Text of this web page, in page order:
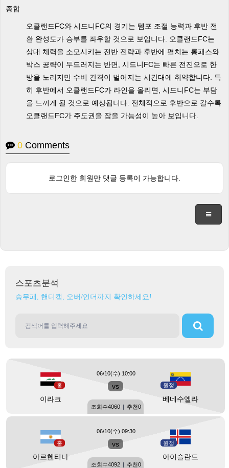
종합
오클랜드FC와 시드니FC의 경기는 템포 조절 능력과 후반 전
환 완성도가 승부를 좌우할 것으로 보입니다. 오클랜드FC는
상대 체력을 소모시키는 전반 전략과 후반에 펼치는 롱패스와
박스 공략이 두드러지는 반면, 시드니FC는 빠른 전진으로 한
방을 노리지만 수비 간격이 벌어지는 시간대에 취약합니다. 특
히 후반에서 오클랜드FC가 라인을 올리면, 시드니FC는 부담
을 느끼게 될 것으로 예상됩니다. 전체적으로 후반으로 갈수록
오클랜드FC가 주도권을 잡을 가능성이 높아 보입니다.
0 Comments
로그인한 회원만 댓글 등록이 가능합니다.
스포츠분석
승무패, 핸디캡, 오버/언더까지 확인하세요!
홈
이라크
vs 원정
베네수엘라
06/10(수) 10:00
조회수4060 | 추천0
홈
아르헨티나
vs 원정
아이슬란드
06/10(수) 09:30
조회수4092 | 추천0